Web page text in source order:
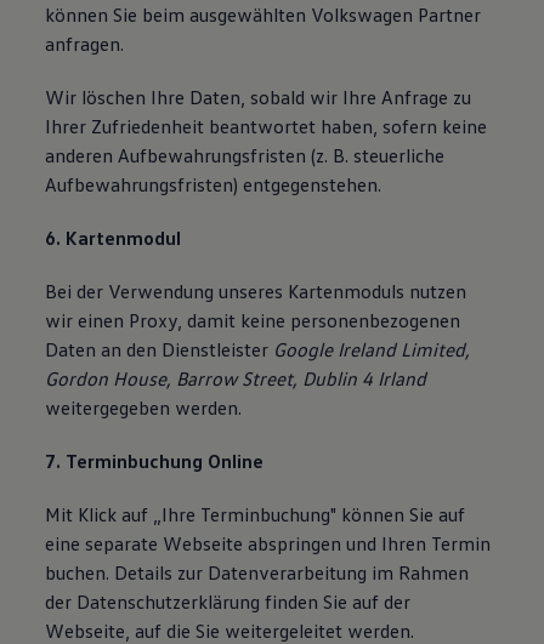
können Sie beim ausgewählten Volkswagen Partner
anfragen.
Wir löschen Ihre Daten, sobald wir Ihre Anfrage zu
Ihrer Zufriedenheit beantwortet haben, sofern keine
anderen Aufbewahrungsfristen (z. B. steuerliche
Aufbewahrungsfristen) entgegenstehen.
6. Kartenmodul
Bei der Verwendung unseres Kartenmoduls nutzen
wir einen Proxy, damit keine personenbezogenen
Daten an den Dienstleister Google Ireland Limited,
Gordon House, Barrow Street, Dublin 4 Irland
weitergegeben werden.
7. Terminbuchung Online
Mit Klick auf „Ihre Terminbuchung" können Sie auf
eine separate Webseite abspringen und Ihren Termin
buchen. Details zur Datenverarbeitung im Rahmen
der Datenschutzerklärung finden Sie auf der
Webseite, auf die Sie weitergeleitet werden.